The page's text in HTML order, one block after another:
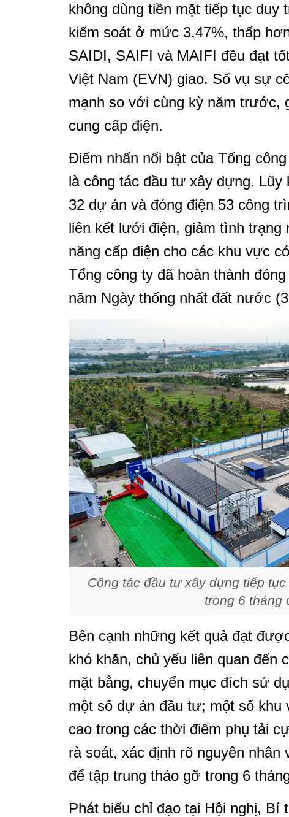
không dùng tiền mặt tiếp tục
kiểm soát ở mức 3,47%, thấp
SAIDI, SAIFI và MAIFI đều đạt
Việt Nam (EVN) giao. Số vụ sự
mạnh so với cùng kỳ năm trước,
cung cấp điện.
Điểm nhấn nổi bật của Tổng
là công tác đầu tư xây dựng.
32 dự án và đóng điện 53 công
liên kết lưới điện, giảm tình trạng
năng cấp điện cho các khu vực
Tổng công ty đã hoàn thành
năm Ngày thống nhất đất nước
Công tác đầu tư xây dựng tiếp
trong 6 tháng
Bên cạnh những kết quả đạt
khó khăn, chủ yếu liên quan đến
mặt bằng, chuyển mục đích sử
một số dự án đầu tư; một số
cao trong các thời điểm phụ tải
rà soát, xác định rõ nguyên
để tập trung tháo gỡ trong 6
Phát biểu chỉ đạo tại Hội nghị,